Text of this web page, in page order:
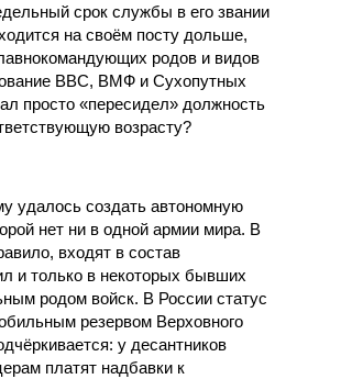
срок службы в его звании
на своём посту дольше,
родов и видов
ВВС, ВМФ и Сухопутных
просто «пересидел» должность
возрасту?
удалось создать автономную
нет ни в одной армии мира. В
входят в состав
и только в некоторых бывших
родом войск. В России статус
резервом Верховного
у десантников
платят надбавки к